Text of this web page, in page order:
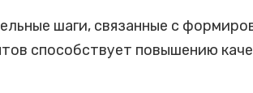
шаги, связанные с
способствует повышению